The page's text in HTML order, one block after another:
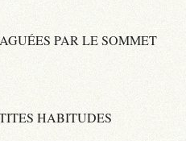
PAR LE SOMMET
HABITUDES